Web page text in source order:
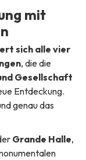
mit
sich alle vier
, die die
Gesellschaft
Entdeckung.
genau das
Grande Halle,